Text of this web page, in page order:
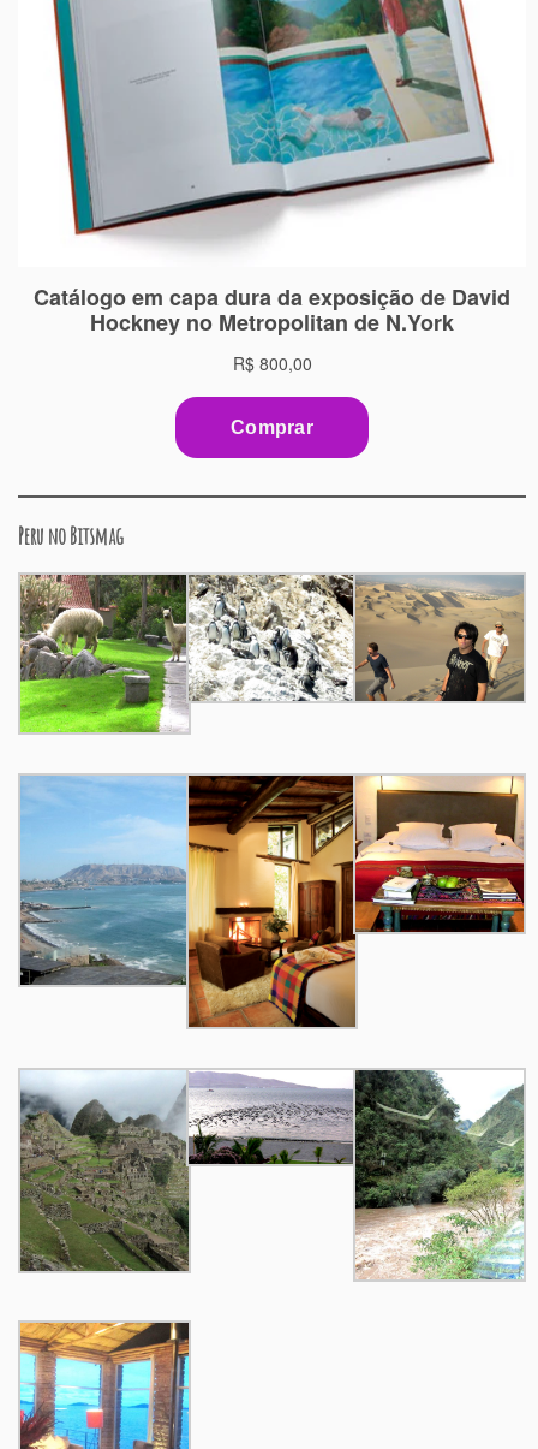
Peru no Bitsmag